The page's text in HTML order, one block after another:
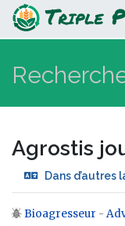
Agrostis
Agrostis
Dans d’autres
Aller à :
Bioagresseur -